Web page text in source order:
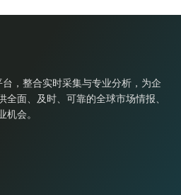
，整合实时采集与专业分析，为企
全面、及时、可靠的全球市场情报、
机会。